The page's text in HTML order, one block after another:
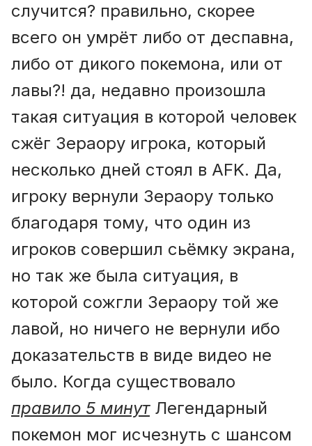
случится? правильно, скорее
всего он умрёт либо от деспавна,
либо от дикого покемона, или от
лавы?! да, недавно произошла
такая ситуация в которой человек
сжёг Зераору игрока, который
несколько дней стоял в AFK. Да,
игроку вернули Зераору только
благодаря тому, что один из
игроков совершил сьёмку экрана,
но так же была ситуация, в
которой сожгли Зераору той же
лавой, но ничего не вернули ибо
доказательств в виде видео не
было. Когда существовало
правило 5 минутЛегендарный
покемон мог исчезнуть с шансом